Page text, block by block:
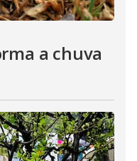
a chuva